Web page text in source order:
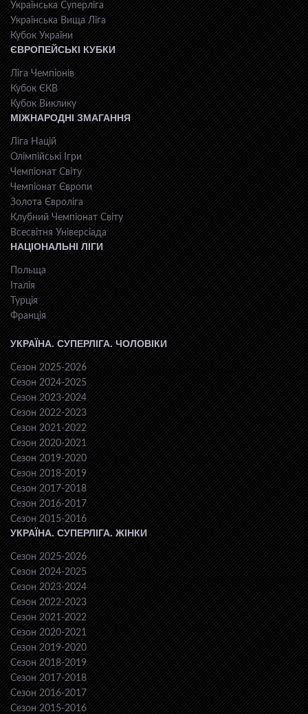
Українська Суперліга
Українська Вища Ліга
Кубок України
ЄВРОПЕЙСЬКІ КУБКИ
Ліга Чемпіонів
Кубок ЄКВ
Кубок Виклику
МІЖНАРОДНІ ЗМАГАННЯ
Ліга Націй
Олімпійські Ігри
Чемпіонат Світу
Чемпіонат Європи
Золота Євроліга
Клубний Чемпіонат Світу
Всесвiтня Унiверсiaда
НАЦІОНАЛЬНІ ЛІГИ
Польща
Італія
Турція
Франція
УКРАЇНА. СУПЕРЛІГА. ЧОЛОВІКИ
Сезон 2025-2026
Сезон 2024-2025
Сезон 2023-2024
Сезон 2022-2023
Сезон 2021-2022
Сезон 2020-2021
Сезон 2019-2020
Сезон 2018-2019
Сезон 2017-2018
Сезон 2016-2017
Сезон 2015-2016
УКРАЇНА. СУПЕРЛІГА. ЖІНКИ
Сезон 2025-2026
Сезон 2024-2025
Сезон 2023-2024
Сезон 2022-2023
Сезон 2021-2022
Сезон 2020-2021
Сезон 2019-2020
Сезон 2018-2019
Сезон 2017-2018
Сезон 2016-2017
Сезон 2015-2016